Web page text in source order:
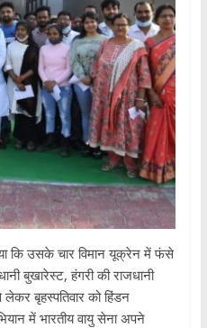
कि उसके चार विमान यूक्रेन में फंसे
बुखारेस्ट, हंगरी की राजधानी
बृहस्पतिवार को हिंडन
में भारतीय वायु सेना अपने